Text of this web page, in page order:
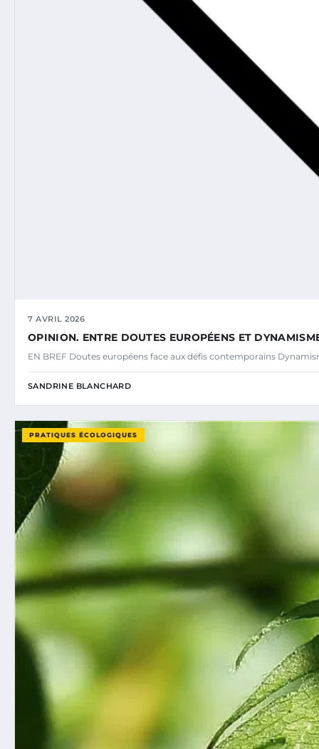
7 AVRIL 2026
OPINION. ENTRE DOUTES EUROPÉENS ET
EN BREF Doutes européens face aux défis contemporains
SANDRINE BLANCHARD
PRATIQUES ÉCOLOGIQUES